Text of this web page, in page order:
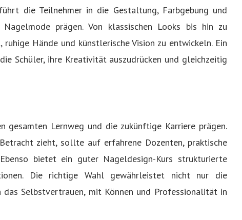
die Teilnehmer in die Gestaltung, Farbgebung und
prägen. Von klassischen Looks bis hin zu
Hände und künstlerische Vision zu entwickeln. Ein
Schüler, ihre Kreativität auszudrücken und gleichzeitig
gesamten Lernweg und die zukünftige Karriere prägen.
zieht, sollte auf erfahrene Dozenten, praktische
bietet ein guter Nageldesign-Kurs strukturierte
Die richtige Wahl gewährleistet nicht nur die
das Selbstvertrauen, mit Können und Professionalität in